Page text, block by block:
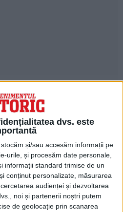
dvs. este
și/sau accesăm informații pe
urile, și procesăm date personale,
informații standard trimise de un
conținut personalizate, măsurarea
audienței și dezvoltarea
noi și partenerii noștri putem
de geolocație prin scanarea
fiind progresul
s-a trecut la
mai puțin de șapte
păr al lui Napoleon au
de renume